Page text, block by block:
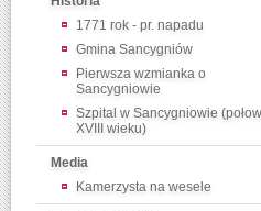
1771 rok - pr. napadu
Gmina Sancygniów
Pierwsza wzmianka o
Sancygniowie
Szpital w Sancygniowie
XVIII wieku)
Media
Kamerzysta na wesele